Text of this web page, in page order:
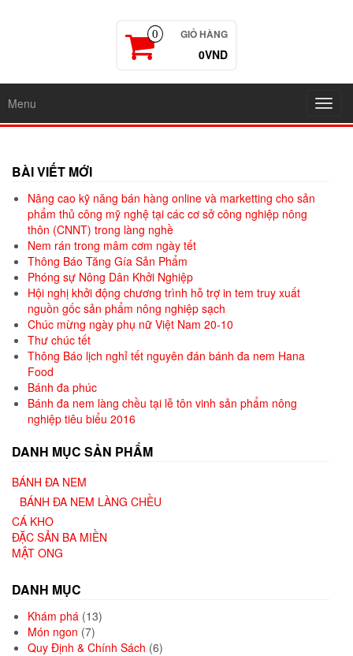
0 GIỎ HÀNG
0VND
Menu
BÀI VIẾT MỚI
Nâng cao kỹ năng bán hàng online và marketting cho sản
phẩm thủ công mỹ nghệ tại các cơ sở công nghiệp nông
thôn (CNNT) trong làng nghề
Nem rán trong mâm cơm ngày tết
Thông Báo Tăng Gía Sản Phẩm
Phóng sự Nông Dân Khởi Nghiệp
Hội nghị khởi động chương trình hỗ trợ in tem truy xuất
nguồn gốc sản phẩm nông nghiệp sạch
Chúc mừng ngày phụ nữ Việt Nam 20-10
Thư chúc tết
Thông Báo lịch nghỉ tết nguyên đán bánh đa nem Hana
Food
Bánh đa phúc
Bánh đa nem làng chều tại lễ tôn vinh sản phẩm nông
nghiệp tiêu biểu 2016
DANH MỤC SẢN PHẨM
BÁNH ĐA NEM
BÁNH ĐA NEM LÀNG CHỀU
CÁ KHO
ĐẶC SẢN BA MIỀN
MẬT ONG
DANH MỤC
Khám phá (13)
Món ngon (7)
Quy Định & Chính Sách (6)